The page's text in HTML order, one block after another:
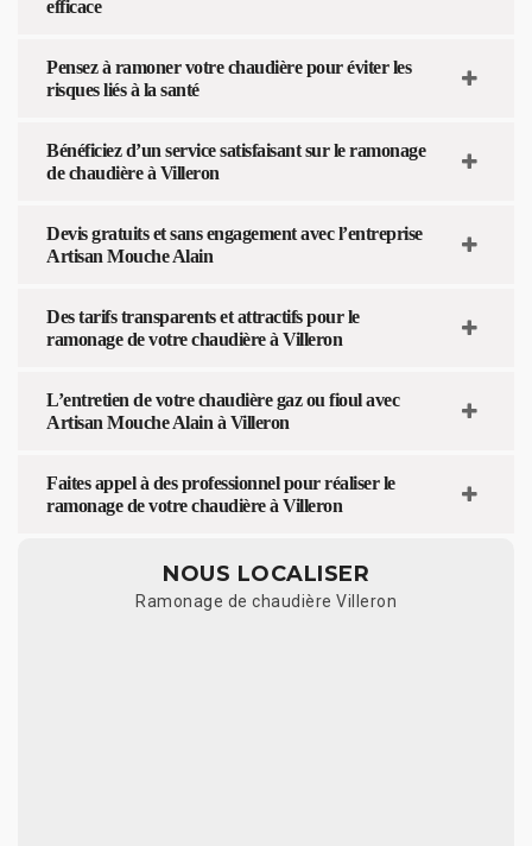
efficace
Pensez à ramoner votre chaudière pour éviter les
risques liés à la santé
Bénéficiez d’un service satisfaisant sur le ramonage
de chaudière à Villeron
Devis gratuits et sans engagement avec l’entreprise
Artisan Mouche Alain
Des tarifs transparents et attractifs pour le
ramonage de votre chaudière à Villeron
L’entretien de votre chaudière gaz ou fioul avec
Artisan Mouche Alain à Villeron
Faites appel à des professionnel pour réaliser le
ramonage de votre chaudière à Villeron
NOUS LOCALISER
Ramonage de chaudière Villeron